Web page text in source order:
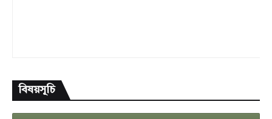
বিষয়সূচি